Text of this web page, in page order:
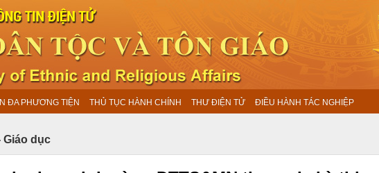
ĐA PHƯƠNG TIỆN THỦ TỤC HÀNH CHÍNH THƯ ĐIỆN TỬ ĐIỀU HÀNH TÁC NGHIỆP
Giáo dục